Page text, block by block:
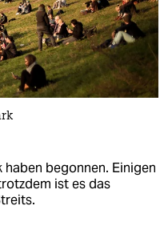
begonnen. Einigen
ist es das